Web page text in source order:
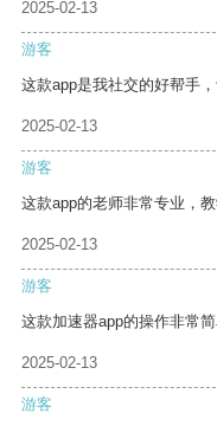
2025-02-13
游客
这款app是我社交的好帮手
2025-02-13
游客
这款app的老师非常专业，
2025-02-13
游客
这款加速器app的操作非常
2025-02-13
游客